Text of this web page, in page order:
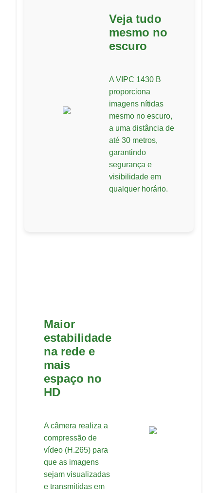
Veja tudo
mesmo no
escuro
A VIPC 1430 B
proporciona
imagens nítidas
mesmo no escuro,
a uma distância de
até 30 metros,
garantindo
segurança e
visibilidade em
qualquer horário.
Maior
estabilidade
na rede e
mais
espaço no
HD
A câmera realiza a
compressão de
vídeo (H.265) para
que as imagens
sejam visualizadas
e transmitidas em